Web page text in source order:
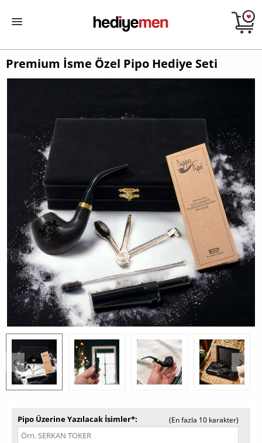
Premium İsme Özel Pipo Hediye Seti
Pipo Üzerine Yazılacak İsimler* (En fazla 10 karakter)